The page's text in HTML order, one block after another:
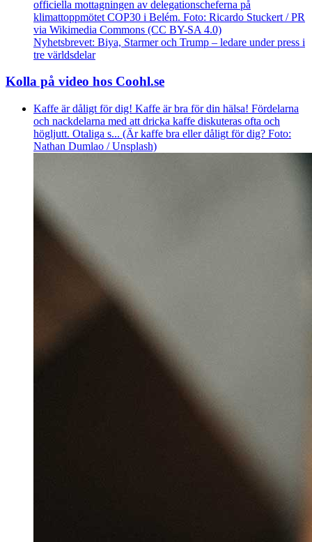
Nyhetsbrevet: Biya, Starmer och Trump – ledare under press i
tre världsdelar
Kolla på video hos Coohl.se
Kaffe är dåligt för dig! Kaffe är bra för din hälsa! Fördelarna
och nackdelarna med att dricka kaffe diskuteras ofta och
högljutt. Otaliga s... (Är kaffe bra eller dåligt för dig? Foto:
Nathan Dumlao / Unsplash)